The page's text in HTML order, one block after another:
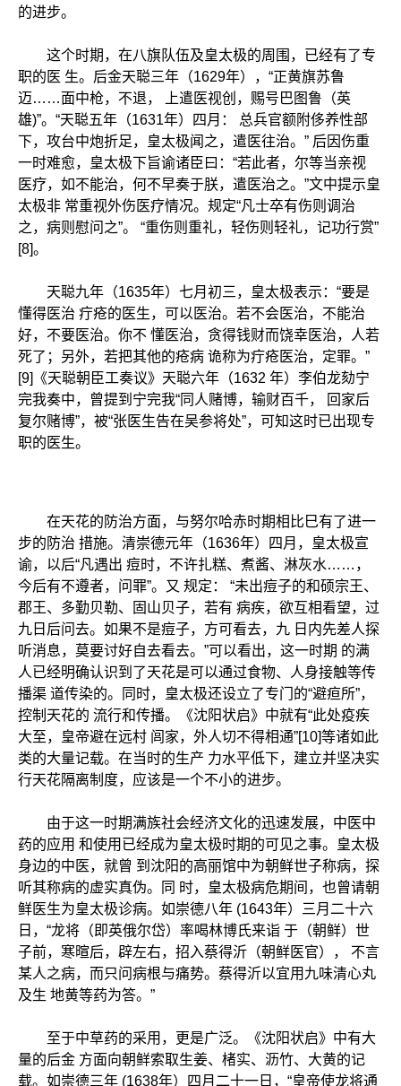
的进步。
这个时期，在八旗队伍及皇太极的周围，已经有了专
职的医 生。后金天聪三年（1629年），“正黄旗苏鲁
迈……面中枪，不退， 上遣医视创，赐号巴图鲁（英
雄)”。“天聪五年（1631年）四月： 总兵官额附侈养性部
下，攻台中炮折足，皇太极闻之，遣医往治。” 后因伤重
一时难愈，皇太极下旨谕诸臣曰：“若此者，尔等当亲视
医疗，如不能治，何不早奏于朕，遣医治之。”文中提示皇
太极非 常重视外伤医疗情况。规定“凡士卒有伤则调治
之，病则慰问之”。 “重伤则重礼，轻伤则轻礼，记功行赏”
[8]。
天聪九年（1635年）七月初三，皇太极表示：“要是
懂得医治 疔疮的医生，可以医治。若不会医治，不能治
好，不要医治。你不 懂医治，贪得钱财而饶幸医治，人若
死了；另外，若把其他的疮病 诡称为疔疮医治，定罪。”
[9]《天聪朝臣工奏议》天聪六年（1632 年）李伯龙劾宁
完我奏中，曾提到宁完我“同人赌博，输财百千， 回家后
复尔赌博”，被“张医生告在吴参将处”，可知这时已出现专
职的医生。
在天花的防治方面，与努尔哈赤时期相比巳有了进一
步的防治 措施。清崇德元年（1636年）四月，皇太极宣
谕，以后“凡遇出 痘时，不许扎糕、煮酱、淋灰水……，
今后有不遵者，问罪”。又 规定： “未出痘子的和硕宗王、
郡王、多勤贝勒、固山贝子，若有 病疾，欲互相看望，过
九日后问去。如果不是痘子，方可看去，九 日内先差人探
听消息，莫要讨好自去看去。”可以看出，这一时期 的满
人已经明确认识到了天花是可以通过食物、人身接触等传
播渠 道传染的。同时，皇太极还设立了专门的“避疸所”，
控制天花的 流行和传播。《沈阳状启》中就有“此处疫疾
大至，皇帝避在远村 闾家，外人切不得相通”[10]等诸如此
类的大量记载。在当时的生产 力水平低下，建立并坚决实
行天花隔离制度，应该是一个不小的进步。
由于这一时期满族社会经济文化的迅速发展，中医中
药的应用 和使用已经成为皇太极时期的可见之事。皇太极
身边的中医，就曾 到沈阳的高丽馆中为朝鲜世子称病，探
听其称病的虚实真伪。同 时，皇太极病危期间，也曾请朝
鲜医生为皇太极诊病。如崇德八年 (1643年）三月二十六
日，“龙将（即英俄尔岱）率喝林博氏来诣 于（朝鲜）世
子前，寒暄后，辟左右，招入蔡得沂（朝鲜医官）， 不言
某人之病，而只问病根与痛势。蔡得沂以宜用九味清心丸
及生 地黄等药为答。”
至于中草药的采用，更是广泛。《沈阳状启》中有大
量的后金 方面向朝鲜索取生姜、楮实、沥竹、大黄的记
载。如崇德三年 (1638年）四月二十一日，“皇帝使龙将通